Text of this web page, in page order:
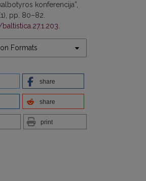
konferencija”,
pp. 80–82.
.
Formats
share
share
print